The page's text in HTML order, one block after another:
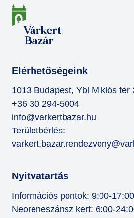
Elérhetőségeink
1013 Budapest, Ybl Miklós tér
+36 30 294-5004
info@varkertbazar.hu
Területbérlés:
Nyitvatartás
Információs pontok: 9:00-17:00
Neoreneszánsz kert: 6:00-